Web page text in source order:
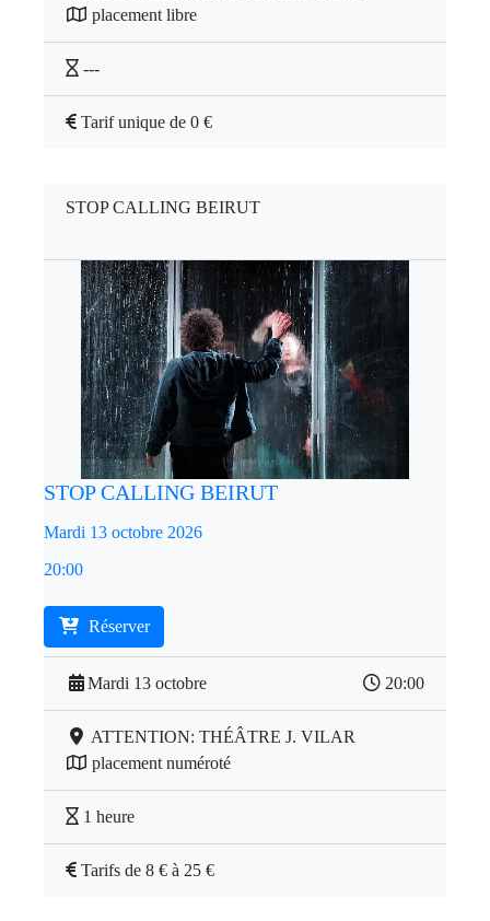
placement libre
---
Tarif unique de 0 €
STOP CALLING BEIRUT
STOP CALLING BEIRUT
Mardi 13 octobre 2026
20:00
Réserver
Mardi 13 octobre 20:00
ATTENTION: THÉÂTRE J. VILAR
placement numéroté
1 heure
Tarifs de 8 € à 25 €